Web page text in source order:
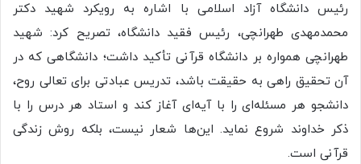
رئیس دانشگاه آزاد اسلامی با اشاره به رویکرد شهید دکتر
محمدمهدی طهرانچی، رئیس فقید دانشگاه، تصریح کرد: شهید
طهرانچی همواره بر دانشگاه قرآنی تأکید داشت؛ دانشگاهی که در
آن تحقیق راهی به حقیقت باشد، تدریس عبادتی برای تعالی روح،
دانشجو هر مسئله‌ای را با آیه‌ای آغاز کند و استاد هر درس را با
ذکر خداوند شروع نماید. این‌ها شعار نیست، بلکه روش زندگی
قرآنی است.